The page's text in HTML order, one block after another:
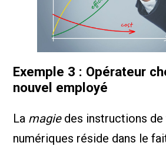
Exemple 3 : Opérateur
nouvel employé
La magiedes instructions de
numériques réside dans le